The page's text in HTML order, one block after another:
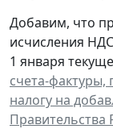
Добавим, что
исчисления
1 января
счета-
налогу на
Правительства